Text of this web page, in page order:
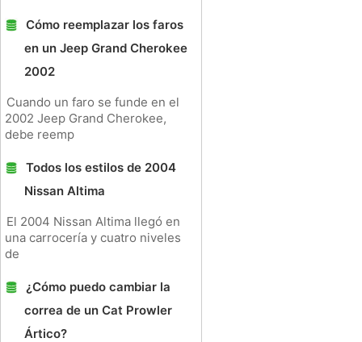
Cómo reemplazar los faros
en un Jeep Grand Cherokee
2002
Cuando un faro se funde en el
2002 Jeep Grand Cherokee,
debe reemp
Todos los estilos de 2004
Nissan Altima
El 2004 Nissan Altima llegó en
una carrocería y cuatro niveles
de
¿Cómo puedo cambiar la
correa de un Cat Prowler
Ártico?